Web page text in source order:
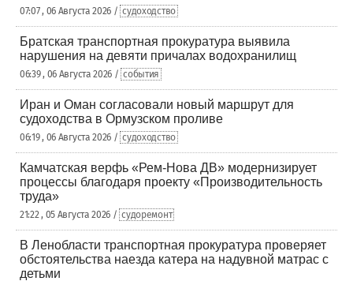
07:07 , 06 Августа 2026 / судоходство
Братская транспортная прокуратура выявила
нарушения на девяти причалах водохранилищ
06:39 , 06 Августа 2026 / события
Иран и Оман согласовали новый маршрут для
судоходства в Ормузском проливе
06:19 , 06 Августа 2026 / судоходство
Камчатская верфь «Рем-Нова ДВ» модернизирует
процессы благодаря проекту «Производительность
труда»
21:22 , 05 Августа 2026 / судоремонт
В Ленобласти транспортная прокуратура проверяет
обстоятельства наезда катера на надувной матрас с
детьми